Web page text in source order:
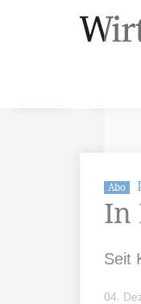
Abo
In
Seit
04.